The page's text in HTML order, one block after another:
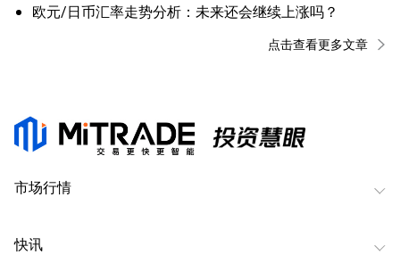
欧元/日币汇率走势分析：未来还会继续上涨吗？
点击查看更多文章
市场行情
快讯